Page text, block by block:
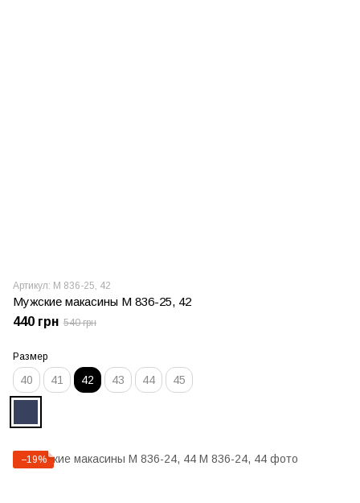
Артикул: М 836-25, 42
Мужские макасины М 836-25, 42
440 грн 540 грн
Размер
40 41 42 43 44 45
−19%